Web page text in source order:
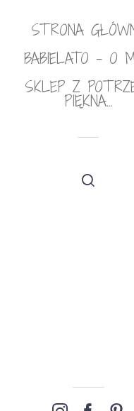
STRONA
BABIELATO – O
SKLEP Z
PIĘKNA…